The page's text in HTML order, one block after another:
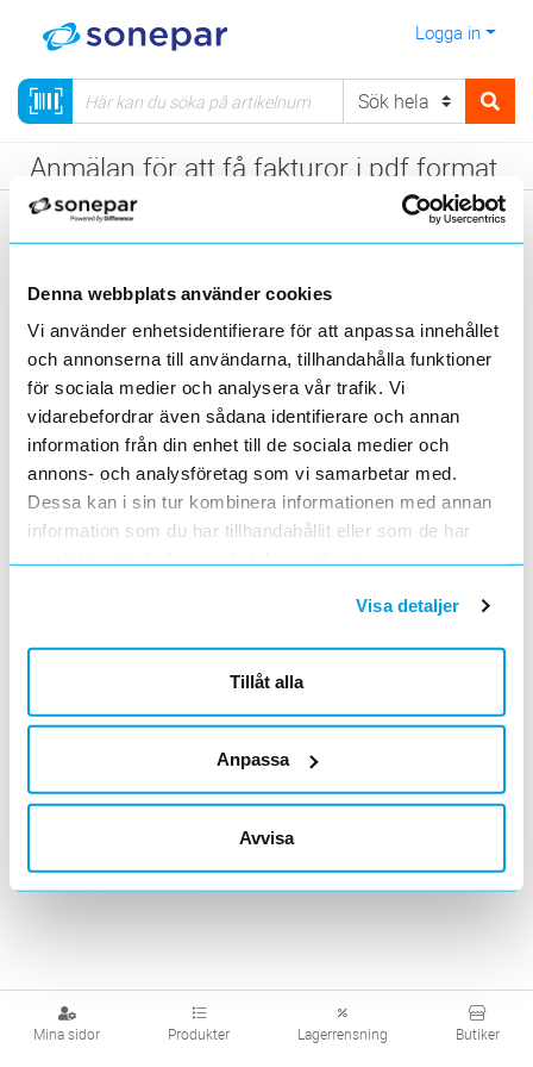
Denna webbplats använder cookies
Vi använder enhetsidentifierare för att anpassa innehållet
och annonserna till användarna, tillhandahålla funktioner
för sociala medier och analysera vår trafik. Vi
vidarebefordrar även sådana identifierare och annan
information från din enhet till de sociala medier och
annons- och analysföretag som vi samarbetar med.
Dessa kan i sin tur kombinera informationen med annan
information som du har tillhandahållit eller som de har
samlat in när du har använt deras tjänster.
Visa detaljer
Tillåt alla
Anpassa
Avvisa
Logga in
Mina sidor Produkter Lagerrensning Butiker
Anmälan för att få fakturor i pdf format.
Kundnummer
Namn
Namn på sökande
E-post till sökande
Till denna e-postadress skickas fakturor med ovanstående kundnummer.
Verifiera e-post för fakturor
Acceptera villkor (Klicka för att läsa villkor.)